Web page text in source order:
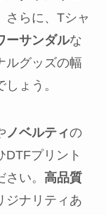
さらに、Tシャ
ーサンダルな
ルグッズの幅
ょう。
ノベルティの
DTFプリント
い。 高品質
ジナリティあ